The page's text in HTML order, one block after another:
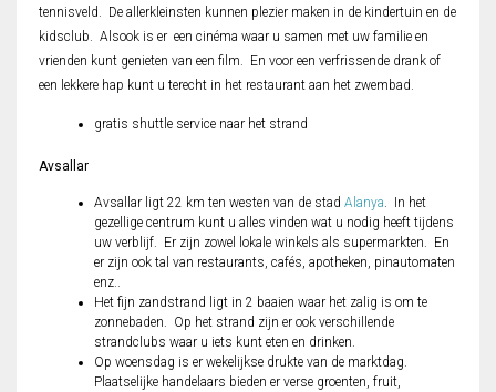
tennisveld. De allerkleinsten kunnen plezier maken in de kindertuin en de
kidsclub. Alsook is er een cinéma waar u samen met uw familie en
vrienden kunt genieten van een film. En voor een verfrissende drank of
een lekkere hap kunt u terecht in het restaurant aan het zwembad.
gratis shuttle service naar het strand
Avsallar
Avsallar ligt 22 km ten westen van de stad Alanya. In het
gezellige centrum kunt u alles vinden wat u nodig heeft tijdens
uw verblijf. Er zijn zowel lokale winkels als supermarkten. En
er zijn ook tal van restaurants, cafés, apotheken, pinautomaten
enz..
Het fijn zandstrand ligt in 2 baaien waar het zalig is om te
zonnebaden. Op het strand zijn er ook verschillende
strandclubs waar u iets kunt eten en drinken.
Op woensdag is er wekelijkse drukte van de marktdag.
Plaatselijke handelaars bieden er verse groenten, fruit,